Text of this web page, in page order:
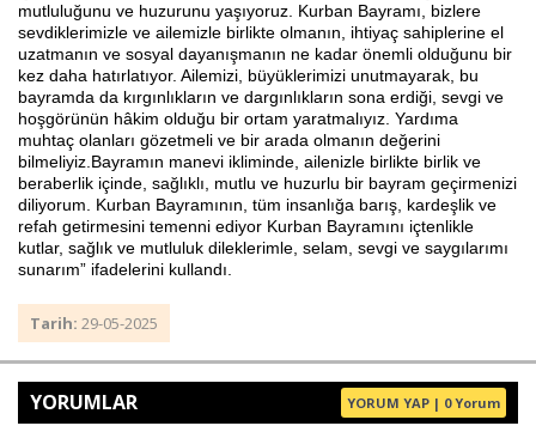
mutluluğunu ve huzurunu yaşıyoruz. Kurban Bayramı, bizlere
sevdiklerimizle ve ailemizle birlikte olmanın, ihtiyaç sahiplerine el
uzatmanın ve sosyal dayanışmanın ne kadar önemli olduğunu bir
kez daha hatırlatıyor. Ailemizi, büyüklerimizi unutmayarak, bu
bayramda da kırgınlıkların ve dargınlıkların sona erdiği, sevgi ve
hoşgörünün hâkim olduğu bir ortam yaratmalıyız. Yardıma
muhtaç olanları gözetmeli ve bir arada olmanın değerini
bilmeliyiz.Bayramın manevi ikliminde, ailenizle birlikte birlik ve
beraberlik içinde, sağlıklı, mutlu ve huzurlu bir bayram geçirmenizi
diliyorum. Kurban Bayramının, tüm insanlığa barış, kardeşlik ve
refah getirmesini temenni ediyor Kurban Bayramını içtenlikle
kutlar, sağlık ve mutluluk dileklerimle, selam, sevgi ve saygılarımı
sunarım” ifadelerini kullandı.
Tarih: 29-05-2025
YORUMLAR YORUM YAP | 0 Yorum